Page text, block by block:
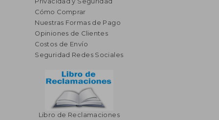
Cómo Comprar
Nuestras Formas de Pago
Opiniones de Clientes
Costos de Envío
Seguridad Redes Sociales
Libro de Reclamaciones